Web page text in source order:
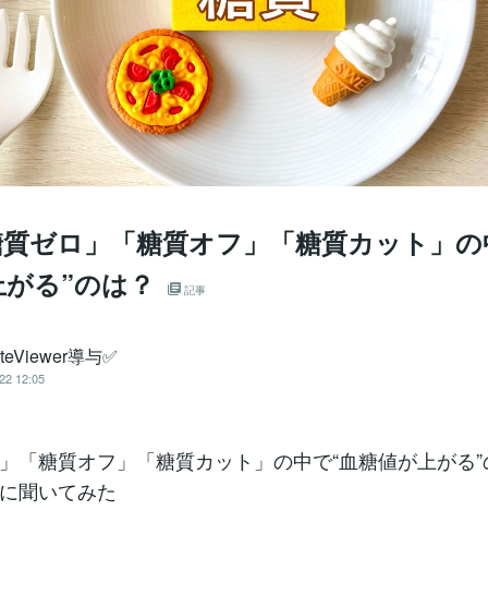
ゼロ」「糖質オフ」「糖質カット」
る”のは？
記事
導与✅
12:05
「糖質オフ」「糖質カット」の中で“血糖値が上が
聞いてみた